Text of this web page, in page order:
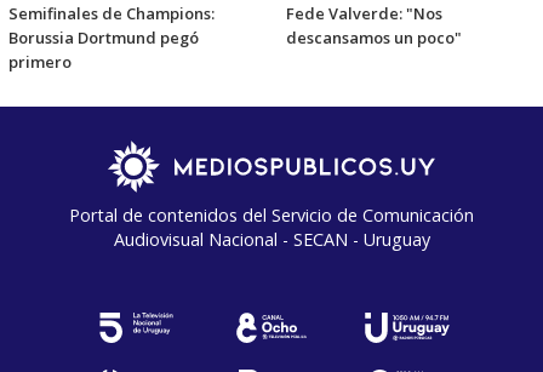
Semifinales de Champions:
Borussia Dortmund pegó
primero
Fede Valverde: "Nos
descansamos un poco"
Portal de contenidos del Servicio de Comunicación
Audiovisual Nacional - SECAN - Uruguay